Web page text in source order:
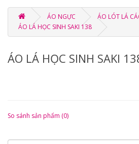
ÁO NGỰC
ÁO LÓT LÁ
ÁO LÁ HỌC SINH SAKI 138
ÁO LÁ HỌC SINH SAKI
So sánh sản phẩm (0)